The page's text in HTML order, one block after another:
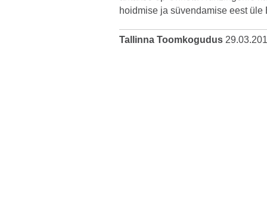
hoidmise ja süvendamise eest üle
Tallinna Toomkogudus